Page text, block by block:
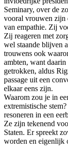
Seminary, over de
vooral vrouwen zijn
van empathie. Zij
Zij reageren met
wel staande blijven
trouwens ook
ambten, want
getrokken, aldus
passage uit een
elkaar eens zijn.
Waarom zou je in
extremistische
resoneren in een
Ze zijn tekenend
Staten. Er spreekt
worden en eigenlijk